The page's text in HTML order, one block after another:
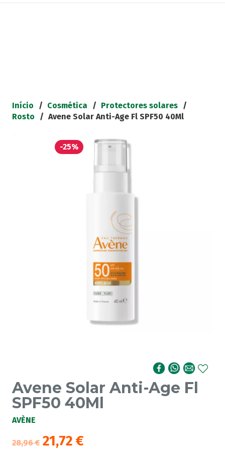
Início / Cosmética / Protectores solares /
Rosto
/ Avene Solar Anti-Age Fl SPF50 40Ml
-25%
Avene Solar Anti-Age Fl
SPF50 40Ml
AVÈNE
28,96€ 21,72 €